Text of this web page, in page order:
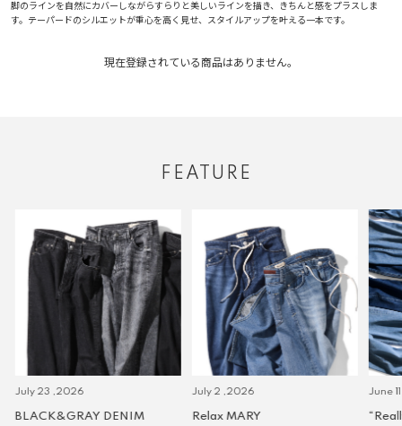
脚のラインを自然にカバーしながらすらりと美しいラインを描き、きちんと感をプラスしま
す。テーパードのシルエットが重心を高く見せ、スタイルアップを叶える一本です。
現在登録されている商品はありません。
FEATURE
July 23 ,2026
BLACK&GRAY DENIM
July 2 ,2026
Relax MARY
June